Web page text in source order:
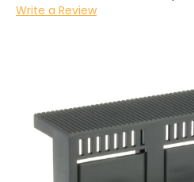
Write a Review